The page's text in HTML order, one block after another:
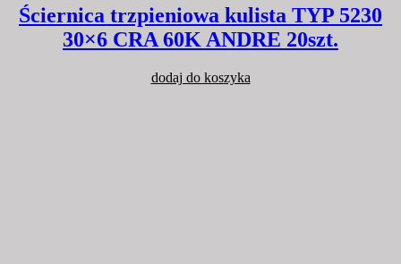
Ściernica trzpieniowa kulista TYP 5230
30×6 CRA 60K ANDRE 20szt.
dodaj do koszyka